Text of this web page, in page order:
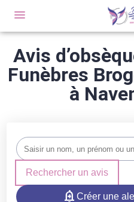
NOS SERVICES
ORGANISER DES OBSÈQUES
MARBRERIE FUNÉRAIRE
SERVICES AUX FAMILLES
ARTICLES FUNÉRAIRES
MONTDORÉ
PORT-SUR-SAÔNE
AMANCE
PORT-SUR-SAÔNE
ESPACES HOMMAGES
Avis
Funèbres
à
Rechercher un avis
Créer une